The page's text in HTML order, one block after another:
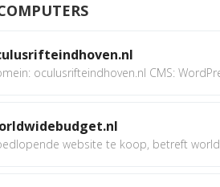
oculusrifteindhoven.nl CMS:
website te koop, betreft